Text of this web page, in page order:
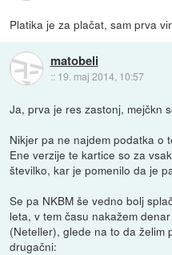
Platika je za plačat, sam prva
matobeli
:: 19. maj 2014, 10:57
Ja, prva je res zastonj, mejčkn
Nikjer pa ne najdem podatka o
Ene verzije te kartice so za
številko, kar je pomenilo da je
Se pa NKBM še vedno bolj
leta, v tem času nakažem
(Neteller), glede na to da želim
drugačni: